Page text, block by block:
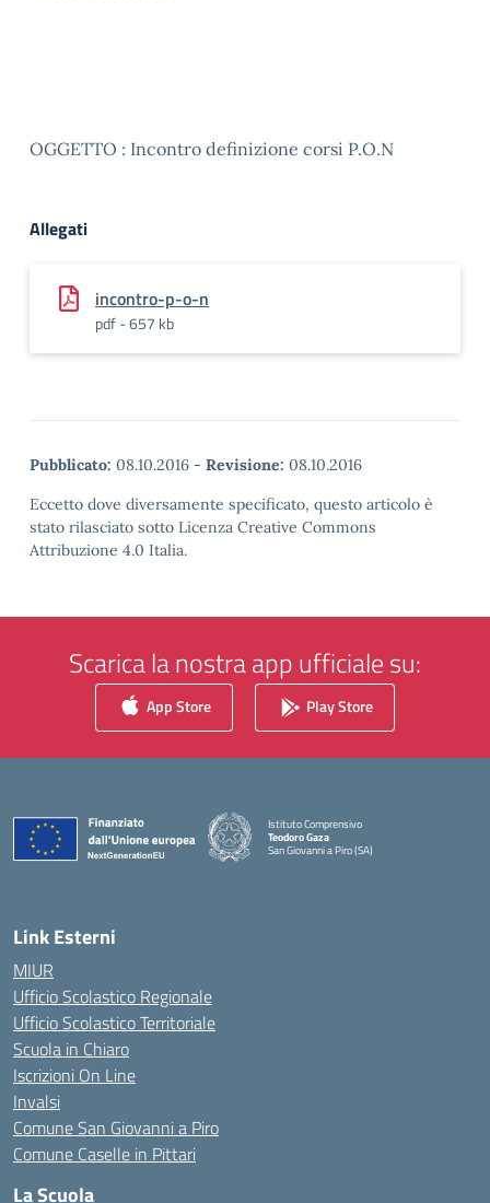
OGGETTO : Incontro definizione corsi P.O.N
Allegati
incontro-p-o-n
pdf - 657 kb
Pubblicato: 08.10.2016 - Revisione: 08.10.2016
Eccetto dove diversamente specificato, questo articolo è
stato rilasciato sotto Licenza Creative Commons
Attribuzione 4.0 Italia.
Scarica la nostra app ufficiale su:
App Store Play Store
Istituto Comprensivo
Teodoro Gaza
San Giovanni a Piro (SA)
Link Esterni
MIUR
Ufficio Scolastico Regionale
Ufficio Scolastico Territoriale
Scuola in Chiaro
Iscrizioni On Line
Invalsi
Comune San Giovanni a Piro
Comune Caselle in Pittari
La Scuola